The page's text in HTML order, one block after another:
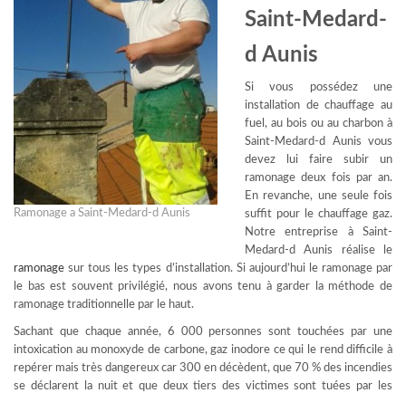
Ramonage a Saint-Medard-d Aunis
Saint-Medard-
d Aunis
Si vous possédez une
installation de chauffage au
fuel, au bois ou au charbon à
Saint-Medard-d Aunis vous
devez lui faire subir un
ramonage deux fois par an.
En revanche, une seule fois
suffit pour le chauffage gaz.
Notre entreprise à Saint-
Medard-d Aunis réalise le
ramonage sur tous les types d’installation. Si aujourd’hui le ramonage par
le bas est souvent privilégié, nous avons tenu à garder la méthode de
ramonage traditionnelle par le haut.
Sachant que chaque année, 6 000 personnes sont touchées par une
intoxication au monoxyde de carbone, gaz inodore ce qui le rend difficile à
repérer mais très dangereux car 300 en décèdent, que 70 % des incendies
se déclarent la nuit et que deux tiers des victimes sont tuées par les